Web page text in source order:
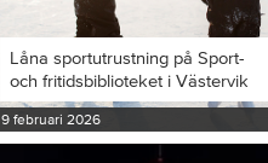
Låna sportutrustning på Sport-
och fritidsbiblioteket i Västervik
9 februari 2026